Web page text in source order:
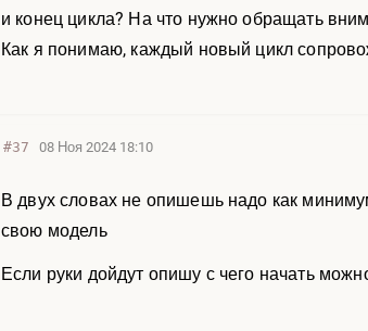
и конец цикла? На что нужно обращать
Как я понимаю, каждый новый цикл
#37 08 Ноя 2024 18:10
В двух словах не опишешь надо как
свою модель
Если руки дойдут опишу с чего начать